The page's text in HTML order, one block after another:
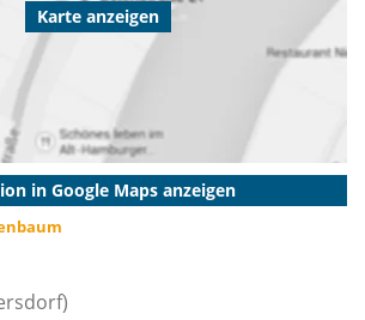
Karte anzeigen
in Google Maps anzeigen